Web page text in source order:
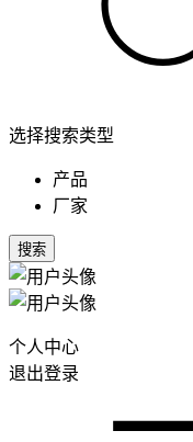
选择搜索类型
产品
厂家
搜索
个人中心
退出登录